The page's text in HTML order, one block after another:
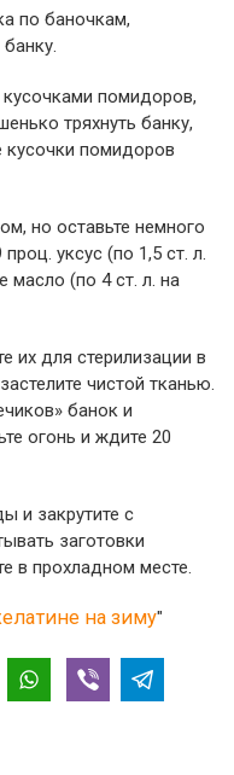
по баночкам,
помидоров,
тряхнуть банку,
кусочки помидоров
но оставьте немного
уксус (по 1,5 ст. л.
масло (по 4 ст. л. на
их для стерилизации в
чистой тканью.
банок и
огонь и ждите 20
и закрутите с
заготовки
в прохладном месте.
на зиму"